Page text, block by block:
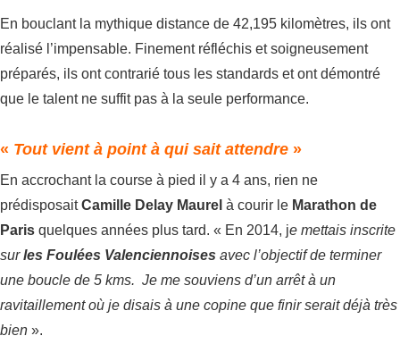
En bouclant la mythique distance de 42,195 kilomètres, ils ont
réalisé l’impensable. Finement réfléchis et soigneusement
préparés, ils ont contrarié tous les standards et ont démontré
que le talent ne suffit pas à la seule performance.
« Tout vient à point à qui sait attendre »
En accrochant la course à pied il y a 4 ans, rien ne
prédisposaitCamille Delay Maurel à courir le Marathon de
Paris quelques années plus tard. « En 2014, je mettais inscrite
surles Foulées Valenciennoises avec l’objectif de terminer
une boucle de 5 kms. Je me souviens d’un arrêt à un
ravitaillement où je disais à une copine que finir serait déjà très
bien ».